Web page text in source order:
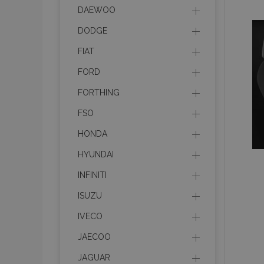
DAEWOO
DODGE
FIAT
FORD
FORTHING
FSO
HONDA
HYUNDAI
INFINITI
ISUZU
IVECO
JAECOO
JAGUAR
mage-cache-